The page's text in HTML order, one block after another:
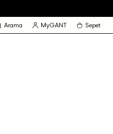
Arama MyGANT Sepet